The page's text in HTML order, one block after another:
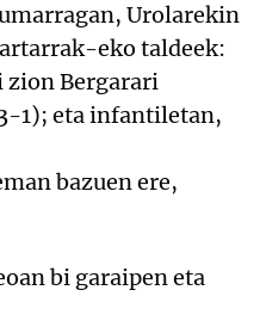
Urolarekin
eko taldeek:
zion Bergarari
1); eta infantiletan,
bazuen ere,
bi garaipen eta